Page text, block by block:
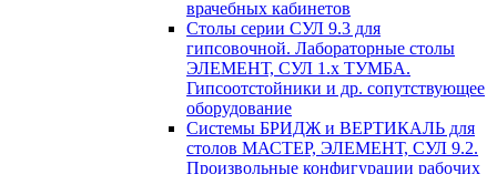
врачебных кабинетов
Столы серии СУЛ 9.3 для
гипсовочной. Лабораторные столы
ЭЛЕМЕНТ, СУЛ 1.х ТУМБА.
Гипсоотстойники и др. сопутствующее
оборудование
Системы БРИДЖ и ВЕРТИКАЛЬ для
столов МАСТЕР, ЭЛЕМЕНТ, СУЛ 9.2.
Произвольные конфигурации рабочих